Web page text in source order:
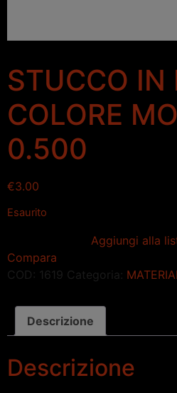
STUCCO IN
COLORE
0.500
€3.00
Esaurito
Aggiungi alla
Compara
COD: 1619 Categoria:
Descrizione
Descrizione